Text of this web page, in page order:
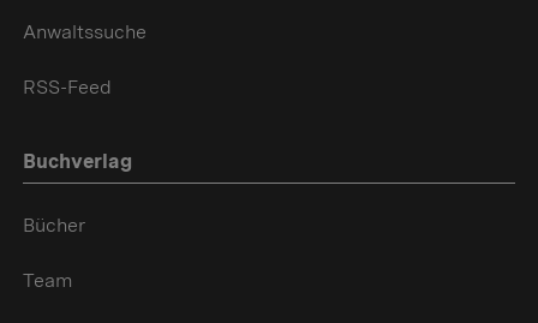
Anwaltssuche
RSS-Feed
Buchverlag
Bücher
Team